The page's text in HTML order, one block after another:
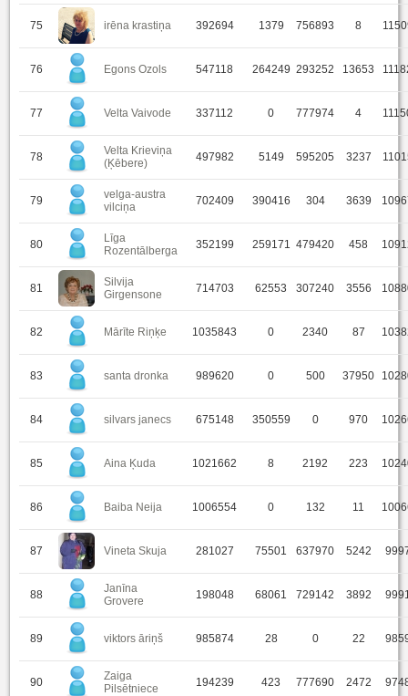
75 irēna krastiņa 392694 1379 756893 8
76 Egons Ozols 547118 264249 293252 13653
77 Velta Vaivode 337112 0 777974 4
78
Velta Krieviņa
(Ķēbere)
497982 5149 595205 3237
79
velga-austra
vilciņa
702409 390416 304 3639
80
Līga
Rozentālberga
352199 259171 479420 458
81
Silvija
Girgensone
714703 62553 307240 3556
82 Mārīte Riņķe 1035843 0 2340 87
83 santa dronka 989620 0 500 37950
84 silvars janecs 675148 350559 0 970
85 Aina Ķuda 1021662 8 2192 223
86 Baiba Neija 1006554 0 132 11
87 Vineta Skuja 281027 75501 637970 5242
88
Janīna
Grovere
198048 68061 729142 3892
89 viktors āriņš 985874 28 0 22
90
Zaiga
Pilsētniece
194239 423 777690 2472